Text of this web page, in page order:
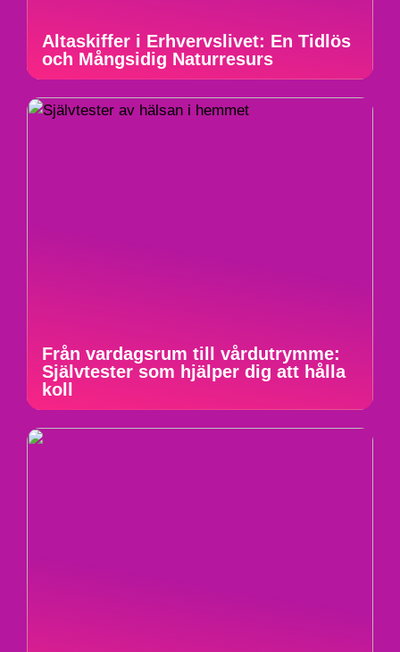
Altaskiffer i Erhvervslivet: En Tidlös
och Mångsidig Naturresurs
Från vardagsrum till vårdutrymme:
Självtester som hjälper dig att hålla
koll